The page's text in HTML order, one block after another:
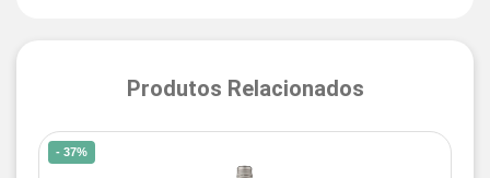
Produtos Relacionados
- 37%